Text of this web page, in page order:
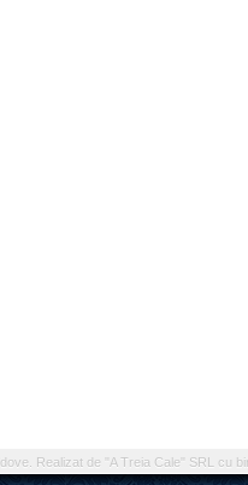
Realizat de "A Treia Cale" SRL cu